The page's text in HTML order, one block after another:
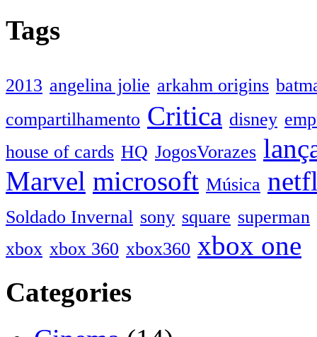
Tags
2013 angelina jolie arkahm origins
compartilhamento Critica disney
house of cards HQ JogosVorazes
Marvel microsoft Música
Soldado Invernal sony square superman
xbox xbox 360 xbox360 xbox one
Categories